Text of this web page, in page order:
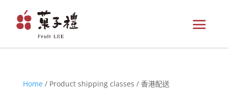
Home/ Product shipping classes / 香港配送